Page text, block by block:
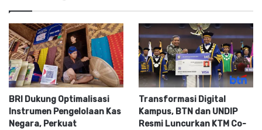
BRI Dukung Optimalisasi
Instrumen Pengelolaan Kas
Negara, Perkuat
Transformasi Digital
Kampus, BTN dan UNDIP
Resmi Luncurkan KTM Co-